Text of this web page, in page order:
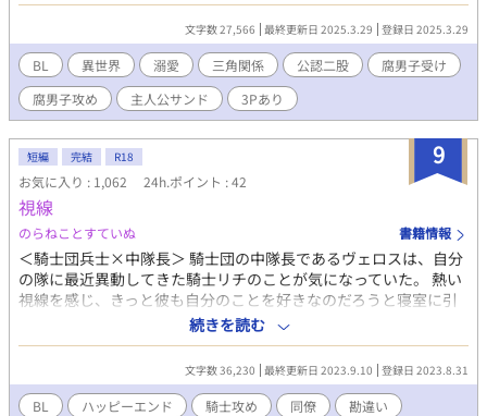
したクートは、自分が前世で読んだBL小説の悪役令息に転生した
と気付く。 小説のシナリオでは、大人になったらクートの婚約者
である第3王子のセブは小説の主人公であるルロットと宮廷で出会
い恋に落ちる。 それを知ったクートはルロットに嫌がらせをする
が、実は彼は身分を隠した大国の若き王で、クートは婚約破棄さ
れた上に王の暗殺未遂を断罪されて生涯幽閉されてしまうのだ。
それを思い出した腐男子のクートは、幸い死ぬわけじゃないし一
生外に出れないくらいなんてことないなと理想の受けちゃんとイ
ケメンの攻めのカップルを見守る日を楽しみに月日を過ごす。 し
かし大人になってみれば、小説と違ってセブはクート大好きの激
重執着攻め様に育ち、ルロットはクートを健気に慕う襲い受けち
ゃんと化してしまった……！ クートが壁のシミになれる日は来る
のか！？
文字数 27,566 最終更新日 2025.3.29 登録日 2025.3.29
BL 異世界 溺愛 三角関係 公認二股
腐男子受け
腐男子攻め
主人公サンド 3Pあり
9
短編 完結 R18
お気に入り : 1,062 24h.ポイント : 42
視線
のらねことすていぬ 書籍情報
＜騎士団兵士×中隊長＞ 騎士団の中隊長であるヴェロスは、自分
の隊に最近異動してきた騎士リチのことが気になっていた。 熱い
視線を感じ、きっと彼も自分のことを好きなのだろうと寝室に引
っ張り込むが、次の日からリチの態度がよそよそしくなってしま
う。 自分の勘違いで襲ってしまったのか！？と思い込み、落ち込
んで親友に相談すると、その姿をリチに見られてしまい……？ 年
下攻め/騎士団/勘違い/襲い受け ※5年前に自サイトで掲載してい
たものの再掲です。
続きを読む
文字数 36,230 最終更新日 2023.9.10 登録日 2023.8.31
BL ハッピーエンド 騎士攻め 同僚
勘違い